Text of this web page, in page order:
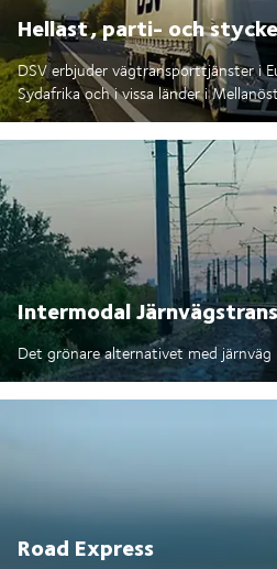
Hellast, parti- och
DSV erbjuder vägtransporttjänster i
Sydafrika och i vissa länder i
Intermodal
Det grönare alternativet med
Road Express